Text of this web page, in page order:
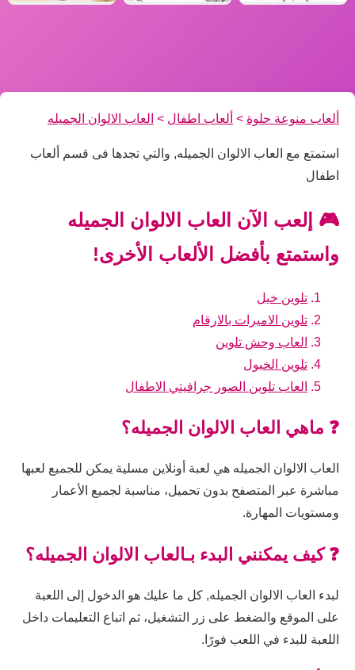
ألعاب منوعة حلوة > ألعاب اطفال > العاب الالوان الجميله
استمتع مع العاب الالوان الجميله, والتي تجدها فى قسم ألعاب
اطفال
🎮 إلعب الآن العاب الالوان الجميله
واستمتع بأفضل الألعاب الأخرى!
تلوين خيل
تلوين الاميرات بالارقام
العاب وحش تلوين
تلوين الخيول
العاب تلوين الصور جرافيتي الاطفال
❓ ماهي العاب الالوان الجميله؟
العاب الالوان الجميله هي لعبة أونلاين مسلية يمكن للجميع لعبها
مباشرة عبر المتصفح بدون تحميل، مناسبة لجميع الأعمار
ومستويات المهارة.
❓ كيف يمكنني البدء بـالعاب الالوان الجميله؟
لبدء العاب الالوان الجميله, كل ما عليك هو الدخول إلى اللعبة
على الموقع والضغط على زر التشغيل، ثم اتباع التعليمات داخل
اللعبة للبدء في اللعب فورًا.